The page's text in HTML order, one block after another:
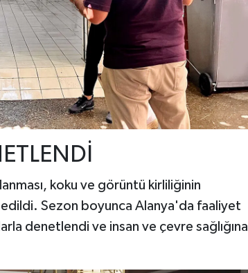
koku ve görüntü kirliliğinin
Sezon boyunca Alanya'da faaliyet
denetlendi ve insan ve çevre sağlığına